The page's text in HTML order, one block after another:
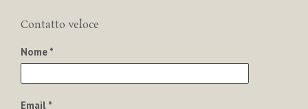
Contatto veloce
Nome *
Email *